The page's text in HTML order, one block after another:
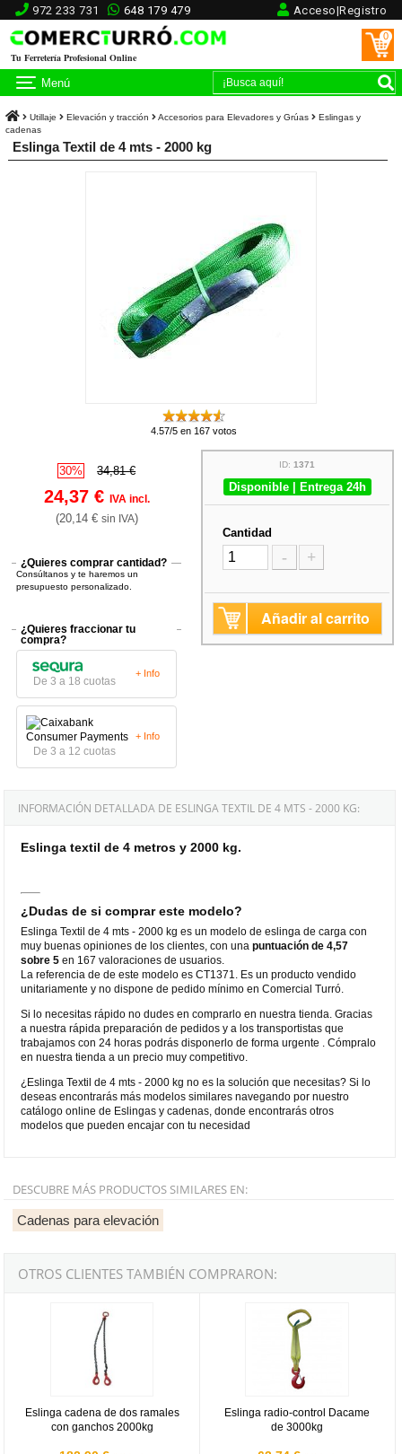
972 233 731 648 179 479 Acceso|Registro
Tu Ferretería Profesional Online
0
Menú
Utillaje Elevación y tracción Accesorios para Elevadores y Grúas
Eslingas y
cadenas
Eslinga Textil de 4 mts - 2000 kg
4.57/5 en 167 votos
30% 34,81 €
24,37 € IVA incl.
(20,14 € sin IVA)
¿Quieres comprar cantidad?
Consúltanos y te haremos un
presupuesto personalizado.
¿Quieres fraccionar tu
compra?
De 3 a 18 cuotas
+ Info
De 3 a 12 cuotas
+ Info
ID:1371
Disponible | Entrega 24h
Cantidad
- +
Añadir al carrito
INFORMACIÓN DETALLADA DE ESLINGA TEXTIL DE 4 MTS - 2000 KG:
Eslinga textil de 4 metros y 2000 kg.
¿Dudas de si comprar este modelo?
Eslinga Textil de 4 mts - 2000 kg es un modelo de eslinga de carga con
muy buenas opiniones de los clientes, con unapuntuación de 4,57
sobre 5 en 167 valoraciones de usuarios.
La referencia de de este modelo es CT1371. Es un producto vendido
unitariamente y no dispone de pedido mínimo en Comercial Turró.
Si lo necesitas rápido no dudes en comprarlo en nuestra tienda. Gracias
a nuestra rápida preparación de pedidos y a los transportistas que
trabajamos con 24 horas podrás disponerlo de forma urgente . Cómpralo
en nuestra tienda a un precio muy competitivo.
¿Eslinga Textil de 4 mts - 2000 kg no es la solución que necesitas? Si lo
deseas encontrarás más modelos similares navegando por nuestro
catálogo online de Eslingas y cadenas, donde encontrarás otros
modelos que pueden encajar con tu necesidad
DESCUBRE MÁS PRODUCTOS SIMILARES EN:
Cadenas para elevación
OTROS CLIENTES TAMBIÉN COMPRARON:
Eslinga cadena de dos ramales
con ganchos 2000kg
Eslinga radio-control Dacame
de 3000kg